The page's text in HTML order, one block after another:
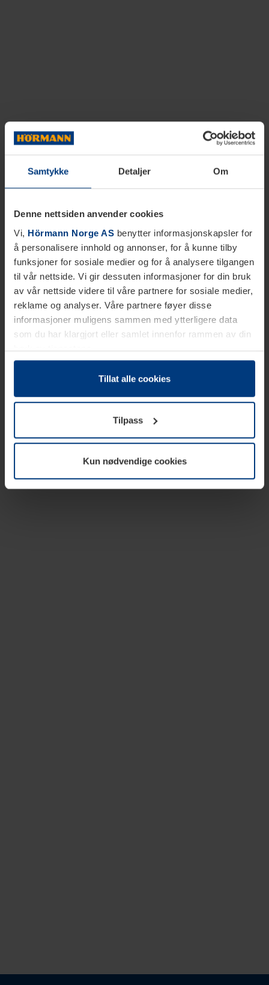
Samtykke Detaljer Om
Denne nettsiden anvender cookies
Vi, Hörmann Norge AS benytter informasjonskapsler for
å personalisere innhold og annonser, for å kunne tilby
funksjoner for sosiale medier og for å analysere tilgangen
til vår nettside. Vi gir dessuten informasjoner for din bruk
av vår nettside videre til våre partnere for sosiale medier,
reklame og analyser. Våre partnere føyer disse
informasjoner muligens sammen med ytterligere data
som du har klargjort eller samlet innenfor rammen av din
bruk av tjenestene.
Etter loven kan vi lagre informasjonskapsler på din
datamaskin, hvis disse er absolutt nødvendig for drift av
trenger vi din tillatelse. Du kan når som helst endre eller
tilbakekalle ditt samtykke i forklaringen av
informasjonskapselen på sidenPersonvernerklæringpå
Tillat alle cookies
Tilpass
Kun nødvendige cookies